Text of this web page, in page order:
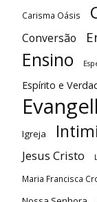
Carisma Oásis
Conversão
Ensino
Espírito e
Igreja
Jesus Cristo
Maria Francisca